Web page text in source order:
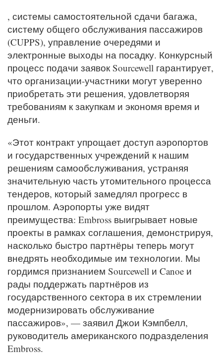
, системы самостоятельной сдачи багажа,
систему общего обслуживания пассажиров
(CUPPS), управление очередями и
электронные выходы на посадку. Конкурсный
процесс подачи заявок Sourcewell гарантирует,
что организации-участники могут уверенно
приобретать эти решения, удовлетворяя
требованиям к закупкам и экономя время и
деньги.
«Этот контракт упрощает доступ аэропортов
и государственных учреждений к нашим
решениям самообслуживания, устраняя
значительную часть утомительного процесса
тендеров, который замедлял прогресс в
прошлом. Аэропорты уже видят
преимущества: Embross выигрывает новые
проекты в рамках соглашения, демонстрируя,
насколько быстро партнёры теперь могут
внедрять необходимые им технологии. Мы
гордимся признанием Sourcewell и Canoe и
рады поддержать партнёров из
государственного сектора в их стремлении
модернизировать обслуживание
пассажиров», — заявил Джои Кэмпбелл,
руководитель американского подразделения
Embross.